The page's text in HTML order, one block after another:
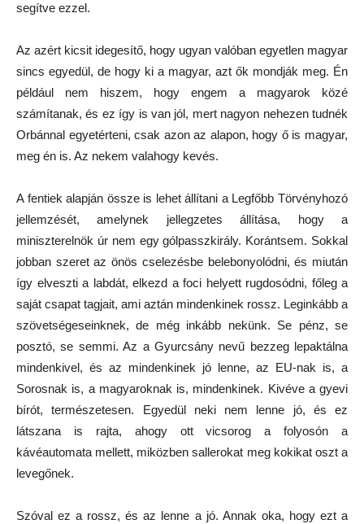
segítve ezzel.
Az azért kicsit idegesítő, hogy ugyan valóban egyetlen magyar
sincs egyedül, de hogy ki a magyar, azt ők mondják meg. Én
például nem hiszem, hogy engem a magyarok közé
számítanak, és ez így is van jól, mert nagyon nehezen tudnék
Orbánnal egyetérteni, csak azon az alapon, hogy ő is magyar,
meg én is. Az nekem valahogy kevés.
A fentiek alapján össze is lehet állítani a Legfőbb Törvényhozó
jellemzését, amelynek jellegzetes állítása, hogy a
miniszterelnök úr nem egy gólpasszkirály. Korántsem. Sokkal
jobban szeret az önös cselezésbe belebonyolódni, és miután
így elveszti a labdát, elkezd a foci helyett rugdosódni, főleg a
saját csapat tagjait, ami aztán mindenkinek rossz. Leginkább a
szövetségeseinknek, de még inkább nekünk. Se pénz, se
posztó, se semmi. Az a Gyurcsány nevű bezzeg lepaktálna
mindenkivel, és az mindenkinek jó lenne, az EU-nak is, a
Sorosnak is, a magyaroknak is, mindenkinek. Kivéve a gyevi
bírót, természetesen. Egyedül neki nem lenne jó, és ez
látszana is rajta, ahogy ott vicsorog a folyosón a
kávéautomata mellett, miközben sallerokat meg kokikat oszt a
levegőnek.
Szóval ez a rossz, és az lenne a jó. Annak oka, hogy ezt a